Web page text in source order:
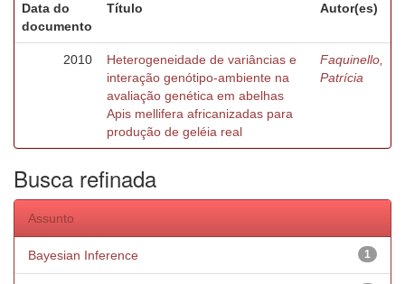
Data do
documento
Título Autor(es)
2010
Heterogeneidade de variâncias e
interação genótipo-ambiente na
avaliação genética em abelhas
Apis mellifera africanizadas para
produção de geléia real
Faquinello,
Patrícia
Busca refinada
Assunto
1
Bayesian Inference